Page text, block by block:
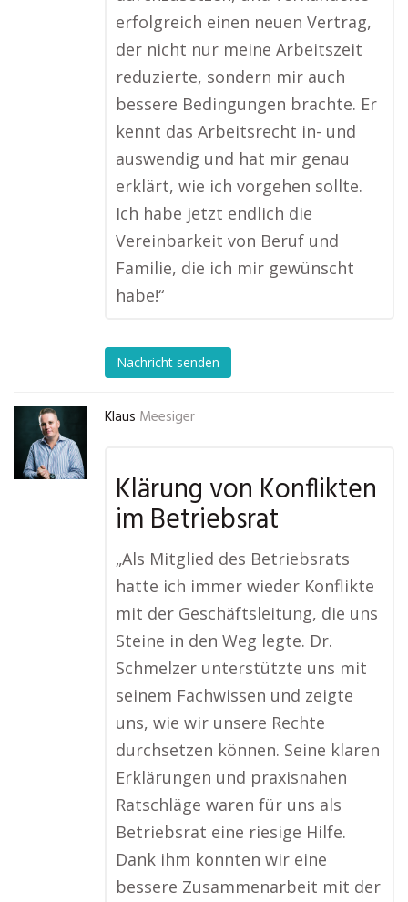
erfolgreich einen neuen Vertrag,
der nicht nur meine Arbeitszeit
reduzierte, sondern mir auch
bessere Bedingungen brachte. Er
kennt das Arbeitsrecht in- und
auswendig und hat mir genau
erklärt, wie ich vorgehen sollte.
Ich habe jetzt endlich die
Vereinbarkeit von Beruf und
Familie, die ich mir gewünscht
habe!“
Nachricht senden
Klaus Meesiger
Klärung von Konflikten
im Betriebsrat
„Als Mitglied des Betriebsrats
hatte ich immer wieder Konflikte
mit der Geschäftsleitung, die uns
Steine in den Weg legte. Dr.
Schmelzer unterstützte uns mit
seinem Fachwissen und zeigte
uns, wie wir unsere Rechte
durchsetzen können. Seine klaren
Erklärungen und praxisnahen
Ratschläge waren für uns als
Betriebsrat eine riesige Hilfe.
Dank ihm konnten wir eine
bessere Zusammenarbeit mit der